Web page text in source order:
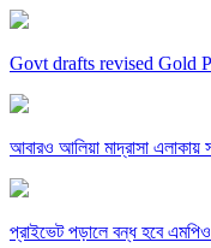
Govt drafts revised Gold
আবারও আলিয়া মাদ্রাসা
প্রাইভেট পড়ালে বন্ধ হবে